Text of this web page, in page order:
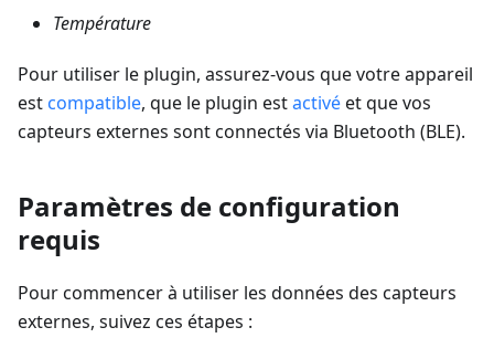
Température
Pour utiliser le plugin, assurez-vous que votre appareil
est compatible, que le plugin estactivéet que vos
capteurs externes sont connectés via Bluetooth (BLE).
Paramètres de configuration
requis
Pour commencer à utiliser les données des capteurs
externes, suivez ces étapes :